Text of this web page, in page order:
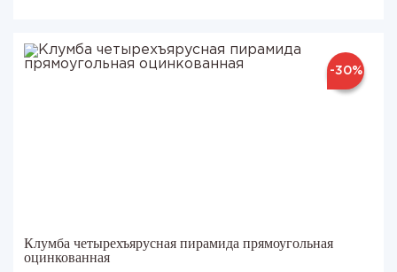
-30%
Клумба четырехъярусная пирамида прямоугольная
оцинкованная